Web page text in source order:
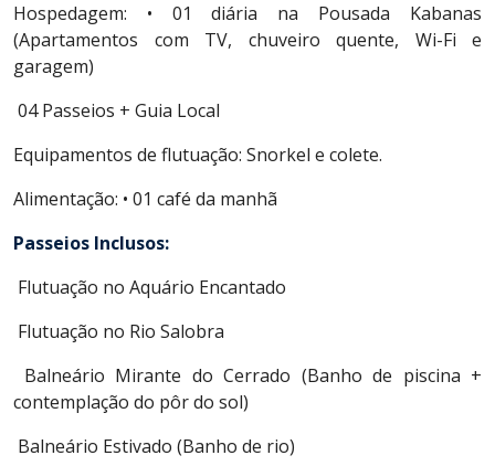
Hospedagem: • 01 diária na Pousada Kabanas
(Apartamentos com TV, chuveiro quente, Wi-Fi e
garagem)
04 Passeios + Guia Local
Equipamentos de flutuação: Snorkel e colete.
Alimentação: • 01 café da manhã
Passeios Inclusos:
Flutuação no Aquário Encantado
Flutuação no Rio Salobra
Balneário Mirante do Cerrado (Banho de piscina +
contemplação do pôr do sol)
Balneário Estivado (Banho de rio)